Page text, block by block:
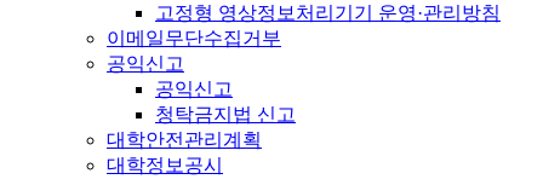
고정형 영상정보처리기기 운영·관리방침
이메일무단수집거부
공익신고
공익신고
청탁금지법 신고
대학안전관리계획
대학정보공시